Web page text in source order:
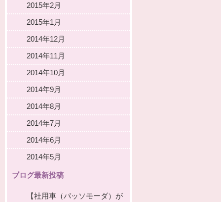
2015年2月
2015年1月
2014年12月
2014年11月
2014年10月
2014年9月
2014年8月
2014年7月
2014年6月
2014年5月
ブログ最新投稿
【社用車（パッソモーダ）が